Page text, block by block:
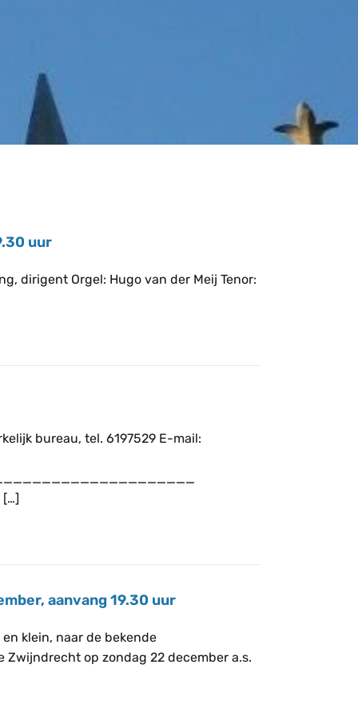
uur
dirigent Orgel: Hugo van der Meij Tenor:
bureau, tel. 6197529 E-mail:
[…]
aanvang 19.30 uur
klein, naar de bekende
op zondag 22 december a.s.